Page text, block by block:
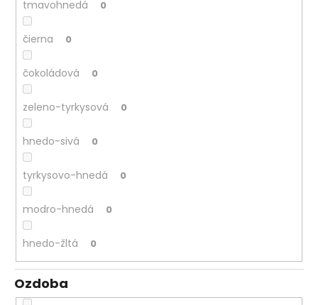
tmavohnedá 0
čierna 0
čokoládová 0
zeleno-tyrkysová 0
hnedo-sivá 0
tyrkysovo-hnedá 0
modro-hnedá 0
hnedo-žltá 0
Ozdoba